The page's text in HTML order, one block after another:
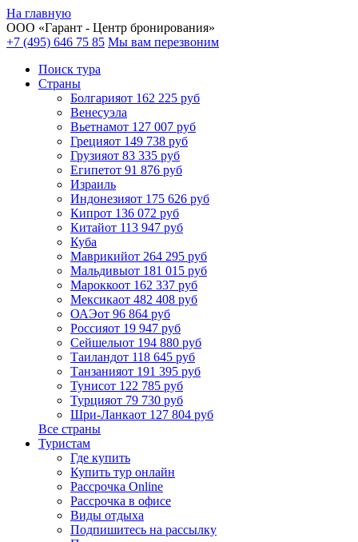
На главную
ООО «Гарант - Центр бронирования»
+7 (495) 646 75 85 Мы вам перезвоним
Поиск тура
Cтраны
Болгарияот 162 225 руб
Венесуэла
Вьетнамот 127 007 руб
Грецияот 149 738 руб
Грузияот 83 335 руб
Египетот 91 876 руб
Израиль
Индонезияот 175 626 руб
Кипрот 136 072 руб
Китайот 113 947 руб
Куба
Маврикийот 264 295 руб
Мальдивыот 181 015 руб
Мароккоот 162 337 руб
Мексикаот 482 408 руб
ОАЭот 96 864 руб
Россияот 19 947 руб
Сейшелыот 194 880 руб
Таиландот 118 645 руб
Танзанияот 191 395 руб
Тунисот 122 785 руб
Турцияот 79 730 руб
Шри-Ланкаот 127 804 руб
Все страны
Туристам
Где купить
Купить тур онлайн
Рассрочка Online
Рассрочка в офисе
Виды отдыха
Подпишитесь на рассылку